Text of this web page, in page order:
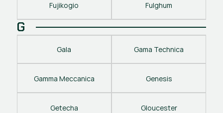
Fujikogio Fulghum
G
Gala Gama Technica
Gamma Meccanica Genesis
Getecha Gloucester